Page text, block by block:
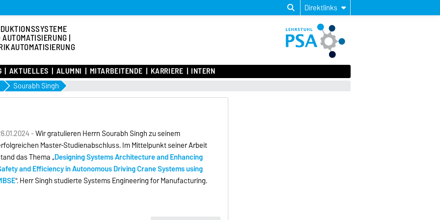
Direktlinks
|
AKTUELLES ALUMNI MITARBEITENDE KARRIERE INTERN
Sourabh Singh
-Wir gratulieren Herrn Sourabh Singh zu seinem
Master-Studienabschluss. Im Mittelpunkt seiner Arbeit
das Thema „Designing Systems Architecture and Enhancing
and Efficiency in Autonomous Driving Crane Systems using
". Herr Singh studierte Systems Engineering for Manufacturing.